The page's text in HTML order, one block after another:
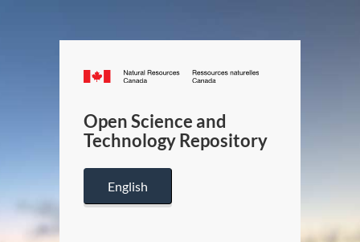
Canada.ca
/
Canada
Open Science and
Technology Repository
English